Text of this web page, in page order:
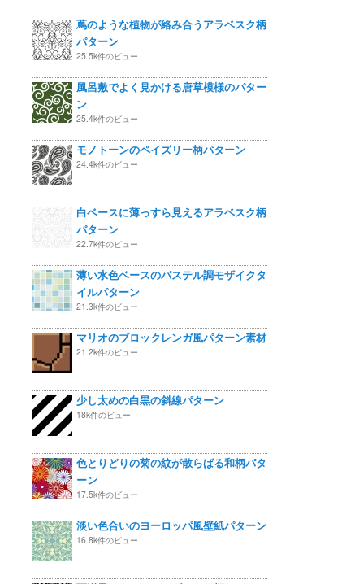
蔦のような植物が絡み合うアラベスク柄
パターン
25.5k件のビュー
風呂敷でよく見かける唐草模様のパター
ン
25.4k件のビュー
モノトーンのペイズリー柄パターン
24.4k件のビュー
白ベースに薄っすら見えるアラベスク柄
パターン
22.7k件のビュー
薄い水色ベースのパステル調モザイクタ
イルパターン
21.3k件のビュー
マリオのブロックレンガ風パターン素材
21.2k件のビュー
少し太めの白黒の斜線パターン
18k件のビュー
色とりどりの菊の紋が散らばる和柄パタ
ーン
17.5k件のビュー
淡い色合いのヨーロッパ風壁紙パターン
16.8k件のビュー